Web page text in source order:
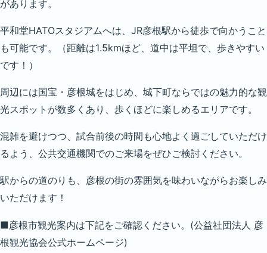
があります。
平和堂HATOスタジアムへは、JR彦根駅から徒歩で向かうこと
も可能です。（距離は1.5kmほど、道中は平坦で、歩きやすい
です！）
周辺には国宝・彦根城をはじめ、城下町ならではの魅力的な観
光スポットが数多くあり、歩くほどに楽しめるエリアです。
混雑を避けつつ、試合前後の時間も心地よく過ごしていただけ
るよう、公共交通機関でのご来場をぜひご検討ください。
駅からの道のりも、彦根の街の雰囲気を味わいながらお楽しみ
いただけます！
■彦根市観光案内は下記をご確認ください。(公益社団法人 彦
根観光協会公式ホームページ)